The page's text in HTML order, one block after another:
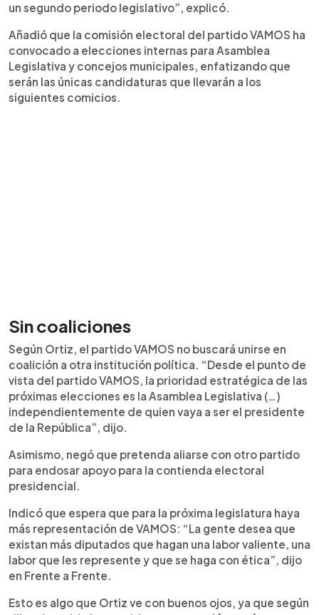
un segundo periodo legislativo”, explicó.
Añadió que la comisión electoral del partido VAMOS ha
convocado a elecciones internas para Asamblea
Legislativa y concejos municipales, enfatizando que
serán las únicas candidaturas que llevarán a los
siguientes comicios.
Sin coaliciones
Según Ortiz, el partido VAMOS no buscará unirse en
coalición a otra institución política. “Desde el punto de
vista del partido VAMOS, la prioridad estratégica de las
próximas elecciones es la Asamblea Legislativa (…)
independientemente de quien vaya a ser el presidente
de la República”, dijo.
Asimismo, negó que pretenda aliarse con otro partido
para endosar apoyo para la contienda electoral
presidencial.
Indicó que espera que para la próxima legislatura haya
más representación de VAMOS: “La gente desea que
existan más diputados que hagan una labor valiente, una
labor que les represente y que se haga con ética”, dijo
en Frente a Frente.
Esto es algo que Ortiz ve con buenos ojos, ya que según